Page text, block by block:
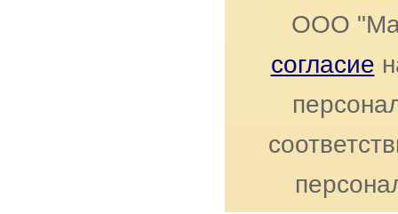
ООО
согласие